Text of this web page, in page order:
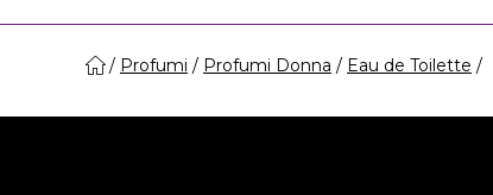
Profumi Profumi Donna Eau de Toilette